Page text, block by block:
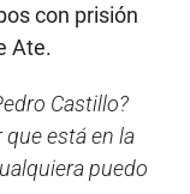
con prisión
Ate.
Castillo?
está en la
puedo